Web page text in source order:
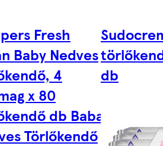
Fresh
Baby Nedves
4
x 80
db Baba
Törlőkendő
db